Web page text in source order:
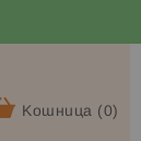
Кошница (0)